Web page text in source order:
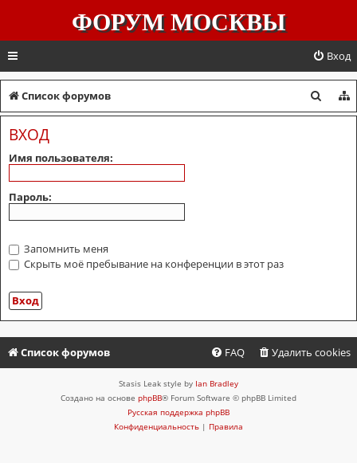
ФОРУМ МОСКВЫ
Вход
Список форумов
о
ВХОД
Имя пользователя:
Пароль:
Запомнить меня
Скрыть моё пребывание на конференции в этот раз
Список форумов Удалить cookies
FAQ
Stasis Leak style by Ian Bradley
Создано на основе phpBB® Forum Software © phpBB Limited
Русская поддержка phpBB
Конфиденциальность | Правила